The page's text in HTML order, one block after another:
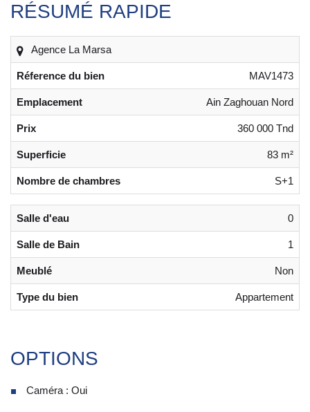
RÉSUMÉ RAPIDE
Agence La Marsa
Réference du bien MAV1473
Emplacement Ain Zaghouan Nord
Prix 360 000 Tnd
Superficie 83 m²
Nombre de chambres S+1
Salle d'eau 0
Salle de Bain 1
Meublé Non
Type du bien Appartement
OPTIONS
Caméra : Oui